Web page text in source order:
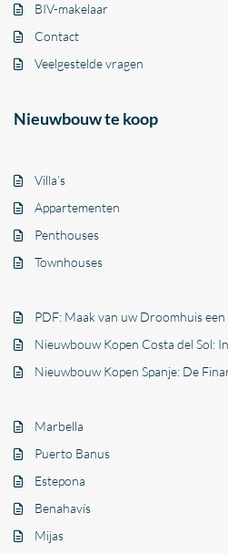
BIV-makelaar
Contact
Veelgestelde vragen
Nieuwbouw te koop
Villa’s
Appartementen
Penthouses
Townhouses
PDF: Maak van uw Droomhuis
Nieuwbouw Kopen Costa del Sol:
Nieuwbouw Kopen Spanje: De
Marbella
Puerto Banus
Estepona
Benahavís
Mijas